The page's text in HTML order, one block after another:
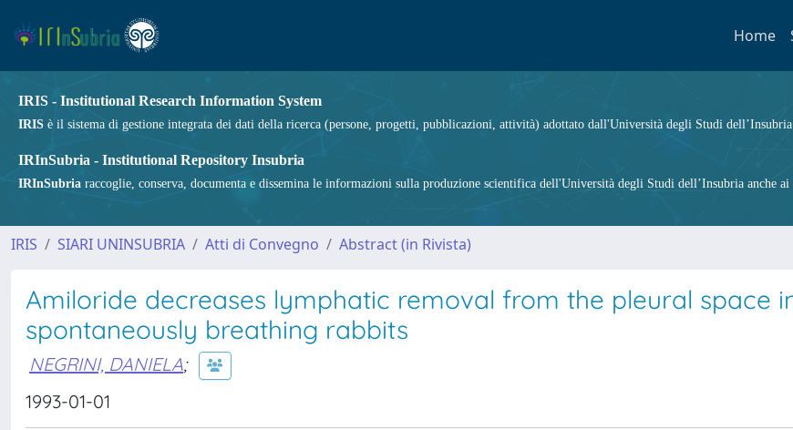
Home
IRIS - Institutional Research Information System
IRIS è il sistema di gestione integrata dei dati della ricerca (persone, progetti, pubblicazioni, attività) adottato dall'Università degli Studi
IRInSubria - Institutional Repository Insubria
IRInSubria raccoglie, conserva, documenta e dissemina le informazioni sulla produzione scientifica dell'Università degli Studi dell’Insubria anche
IRIS SIARI UNINSUBRIA Atti di Convegno Abstract (in Rivista)
Amiloride decreases lymphatic removal from the pleural space
spontaneously breathing rabbits
NEGRINI, DANIELA;
1993-01-01